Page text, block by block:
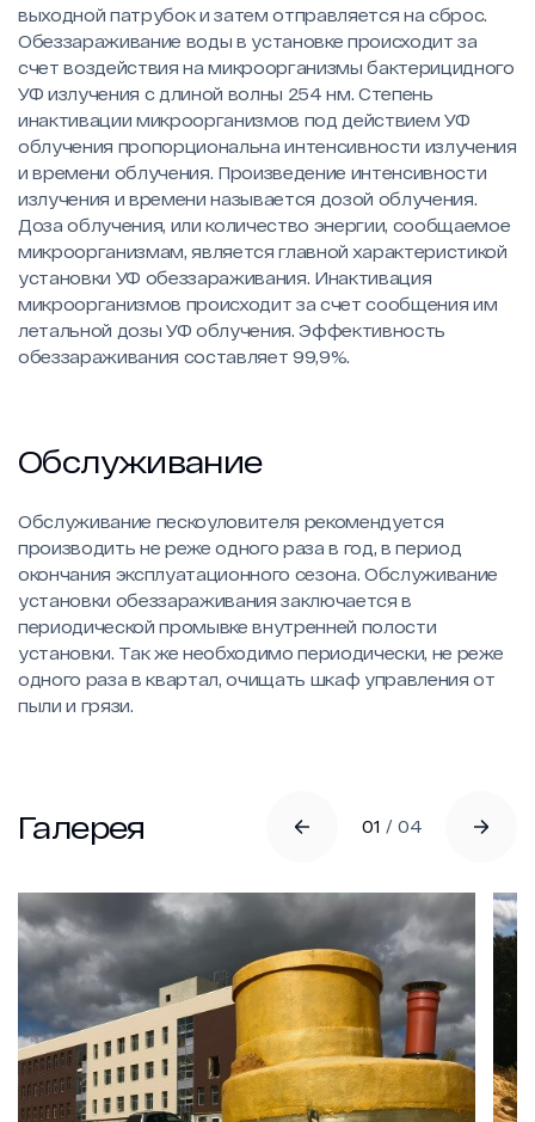
выходной патрубок и затем отправляется на сброс.
Обеззараживание воды в установке происходит за
счет воздействия на микроорганизмы бактерицидного
УФ излучения с длиной волны 254 нм. Степень
инактивации микроорганизмов под действием УФ
облучения пропорциональна интенсивности излучения
и времени облучения. Произведение интенсивности
излучения и времени называется дозой облучения.
Доза облучения, или количество энергии, сообщаемое
микроорганизмам, является главной характеристикой
установки УФ обеззараживания. Инактивация
микроорганизмов происходит за счет сообщения им
летальной дозы УФ облучения. Эффективность
обеззараживания составляет 99,9%.
Обслуживание
Обслуживание пескоуловителя рекомендуется
производить не реже одного раза в год, в период
окончания эксплуатационного сезона. Обслуживание
установки обеззараживания заключается в
периодической промывке внутренней полости
установки. Так же необходимо периодически, не реже
одного раза в квартал, очищать шкаф управления от
пыли и грязи.
Галерея 01 / 04